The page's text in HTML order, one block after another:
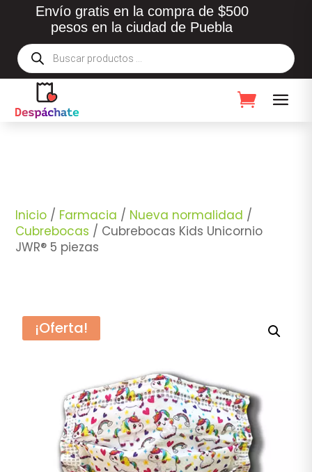
Envío gratis en la compra de $500
pesos en la ciudad de Puebla
Búsqueda
de
productos
Inicio / Farmacia / Nueva normalidad /
Cubrebocas / Cubrebocas Kids Unicornio
JWR® 5 piezas
¡Oferta!